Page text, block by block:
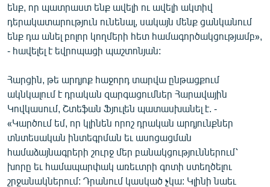
ենք, որ պատրաստ ենք ավելի ու ավելի ակտիվ
դերակատարություն ունենալ, սակայն մենք ցանկանում
ենք դա անել բոլոր կողմերի հետ համագործակցությամբ»,
- հավելել է եվրոպացի պաշտոնյան:
Հարցին, թե արդյոք հաջորդ տարվա ընթացքում
ակնկալում է դրական զարգացումներ Հարավային
Կովկասում, Շտեֆան Ֆյուլեն պատասխանել է. -
«Կարծում եմ, որ կլինեն որոշ դրական արդյունքներ
տնտեսական ինտեգրման եւ ասոցացման
համաձայնագրերի շուրջ մեր բանակցություններում՝
խորը եւ համապարփակ առեւտրի գոտի ստեղծելու
շրջանակներում: Դրանում կասկած չկա: Կլինի նաեւ